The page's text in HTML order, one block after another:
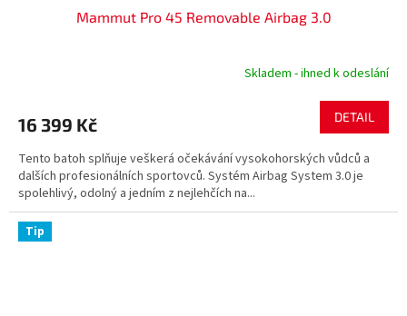
A
R
A
Mammut Pro 45 Removable Airbag 3.0
Skladem - ihned k odeslání
16 399 Kč DETAIL
Tento batoh splňuje veškerá očekávání vysokohorských vůdců a
dalších profesionálních sportovců. Systém Airbag System 3.0 je
spolehlivý, odolný a jedním z nejlehčích na...
Tip